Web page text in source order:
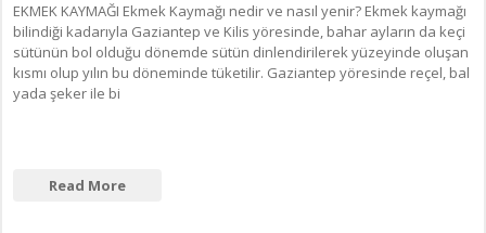
EKMEK KAYMAĞI Ekmek Kaymağı nedir ve nasıl yenir? Ekmek kaymağı
bilindiği kadarıyla Gaziantep ve Kilis yöresinde, bahar ayların da keçi
sütünün bol olduğu dönemde sütün dinlendirilerek yüzeyinde oluşan
kısmı olup yılın bu döneminde tüketilir. Gaziantep yöresinde reçel, bal
yada şeker ile bi
Read More